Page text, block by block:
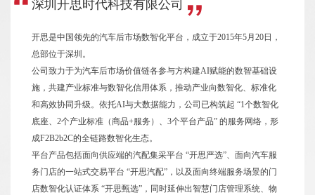
深圳开思时代科技有限公司
开思是中国领先的汽车后市场数智化平台，成立于2015年5月20日，
总部位于深圳。
公司致力于为汽车后市场价值链各参与方构建AI赋能的数智基础设
施，共建产业标准与数智化信用体系，推动产业向数智化、标准化
和高效协同升级。依托AI与大数据能力，公司已构筑起 “1个数智化
底座、2个产业标准（商品+服务）、3个平台产品” 的服务网络，形
成F2B2b2C的全链路数智化生态。
平台产品包括面向供应端的汽配集采平台 “开思严选”、面向汽车服
务门店的一站式交易平台 “开思汽配”，以及面向终端服务场景的门
店数智化认证体系 “开思甄选”，同时延伸出智慧门店管理系统、物